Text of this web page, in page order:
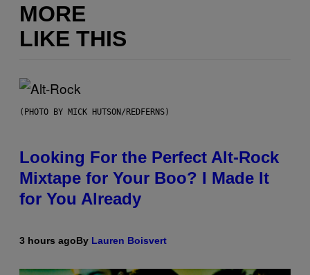
MORE
LIKE THIS
(PHOTO BY MICK HUTSON/REDFERNS)
Looking For the Perfect Alt-Rock
Mixtape for Your Boo? I Made It
for You Already
3 hours agoBy Lauren Boisvert